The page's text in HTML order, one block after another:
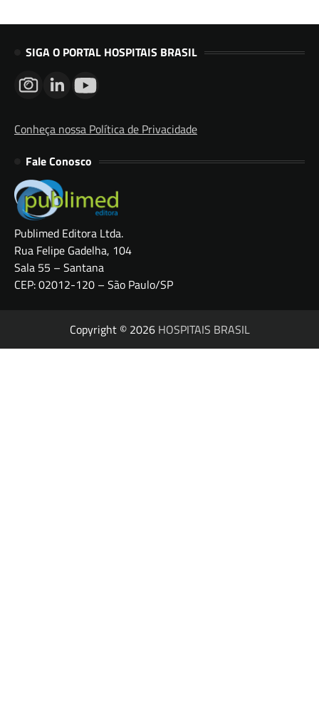
SIGA O PORTAL HOSPITAIS BRASIL
Conheça nossa Política de Privacidade
Fale Conosco
Publimed Editora Ltda.
Rua Felipe Gadelha, 104
Sala 55 – Santana
CEP: 02012-120 – São Paulo/SP
Copyright © 2026 HOSPITAIS BRASIL